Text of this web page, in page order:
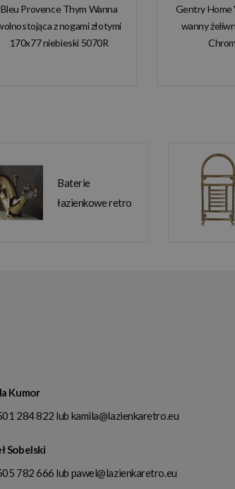
Bleu Provence Thym Wanna
z nogami złotymi
170x77 niebieski 5070R
Gentry Home
wanny
Baterie
łazienkowe retro
Kumor
284 822 lub kamila@lazienkaretro.eu
Sobelski
782 666 lub pawel@lazienkaretro.eu